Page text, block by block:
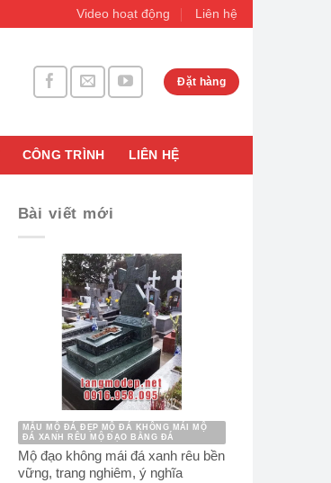
Video hoạt động Liên hệ
Đặt hàng
CÔNG TRÌNH LIÊN HỆ
Bài viết mới
MẪU MỘ ĐÁ ĐẸP MỘ ĐÁ KHÔNG MÁI MỘ
ĐÁ XANH RÊU MỘ ĐẠO BẰNG ĐÁ
Mộ đạo không mái đá xanh rêu bền
vững, trang nghiêm, ý nghĩa